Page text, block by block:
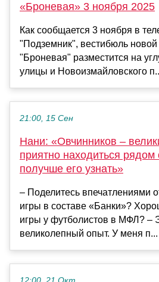
«Броневая» 3 ноября 2025
Как сообщается 3 ноября в
"Подземник", вестибюль новой
"Броневая" разместится на
улицы и Новоизмайловского
21:00, 15 Сен
Нани: «Овчинников –
приятно находиться рядом
получше его узнать»
– Поделитесь впечатлениями
игры в составе «Банки»?
игры у футболистов в МФЛ? –
великолепный опыт. У меня п...